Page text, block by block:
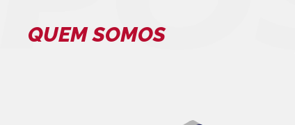
QUEM SOMOS